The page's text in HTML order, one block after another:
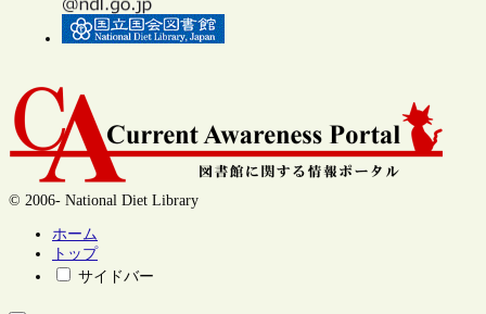
© 2006- National Diet Library
ホーム
トップ
サイドバー